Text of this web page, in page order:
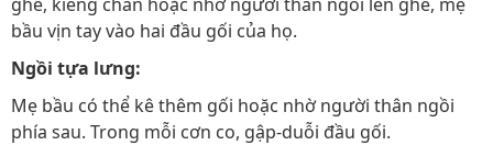
bầu vịn tay vào hai đầu gối của họ.
Ngồi tựa lưng:
Mẹ bầu có thể kê thêm gối hoặc nhờ người thân ngồi
phía sau. Trong mỗi cơn co, gập-duỗi đầu gối.